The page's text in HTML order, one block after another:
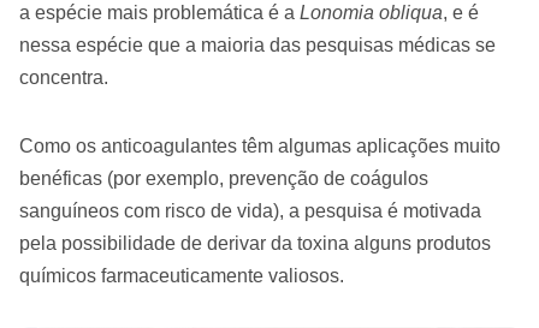
a espécie mais problemática é a Lonomia obliqua, e é
nessa espécie que a maioria das pesquisas médicas se
concentra.
Como os anticoagulantes têm algumas aplicações muito
benéficas (por exemplo, prevenção de coágulos
sanguíneos com risco de vida), a pesquisa é motivada
pela possibilidade de derivar da toxina alguns produtos
químicos farmaceuticamente valiosos.